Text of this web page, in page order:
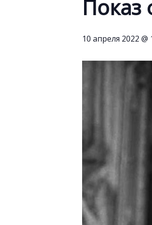
Показ
10 апреля 2022 @